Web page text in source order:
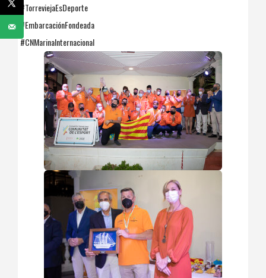
#TorreviejaEsDeporte
#EmbarcaciónFondeada
#CNMarinaInternacional